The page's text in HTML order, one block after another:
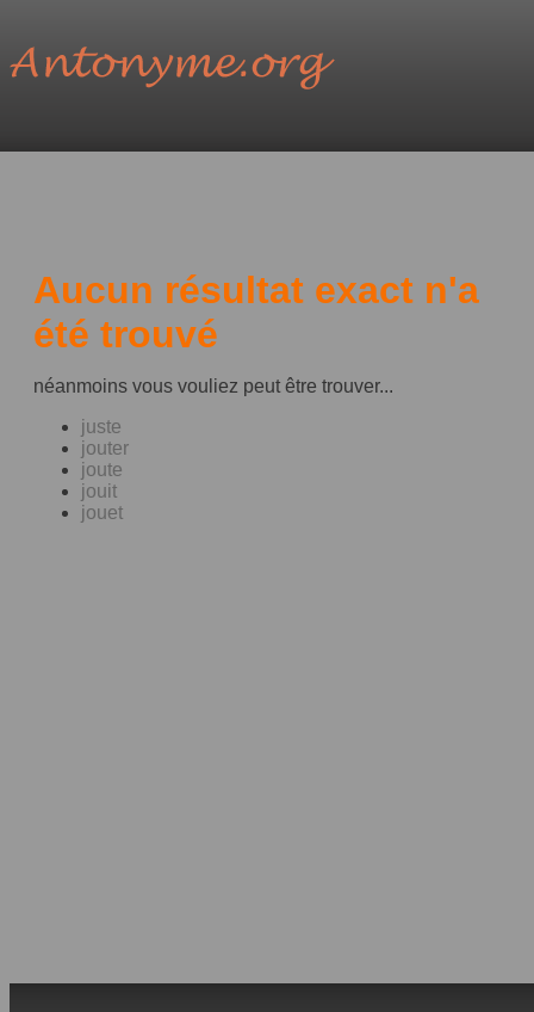
Aucun résultat exact n'a
été trouvé
néanmoins vous vouliez peut être trouver...
juste
jouter
joute
jouit
jouet